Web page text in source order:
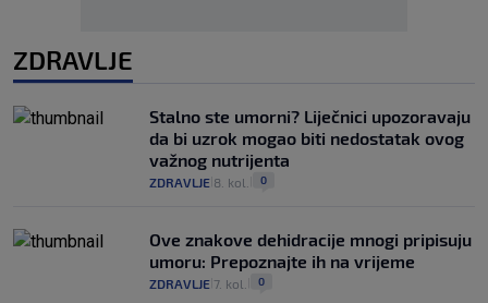
ZDRAVLJE
Stalno ste umorni? Liječnici upozoravaju
da bi uzrok mogao biti nedostatak ovog
važnog nutrijenta
ZDRAVLJE 8. kol. 0
Ove znakove dehidracije mnogi pripisuju
umoru: Prepoznajte ih na vrijeme
ZDRAVLJE 7. kol. 0